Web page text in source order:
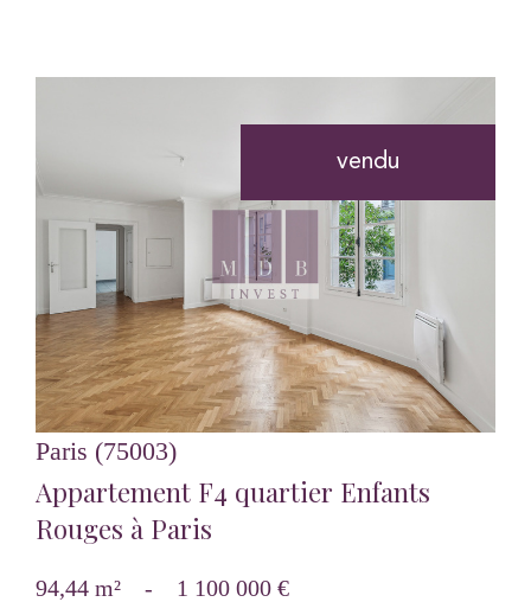
vendu
voir le bien
Paris (75003)
Appartement F4 quartier Enfants
Rouges à Paris
94,44 m² - 1 100 000 €